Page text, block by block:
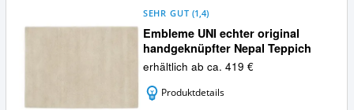
Embleme UNI echter original
handgeknüpfter Nepal Teppich
SEHR GUT (1,4)
erhältlich ab ca. 419 €
Produktdetails